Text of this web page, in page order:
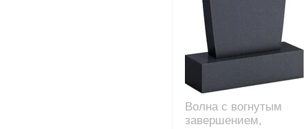
Волна с вогнутым
завершением,